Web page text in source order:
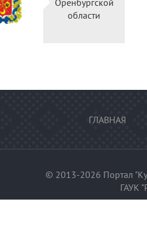
области
ГЛАВНАЯ
© 2013-2026 Портал
ГАУК